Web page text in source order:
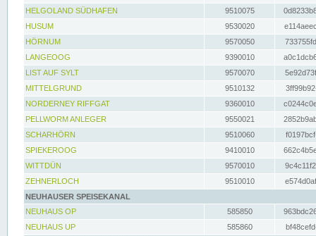
HELGOLAND SÜDHAFEN
9510075
HUSUM
9530020
HÖRNUM
9570050
LANGEOOG
9390010
LIST AUF SYLT
9570070
MITTELGRUND
9510132
NORDERNEY RIFFGAT
9360010
PELLWORM ANLEGER
9550021
SCHARHÖRN
9510060
SPIEKEROOG
9410010
WITTDÜN
9570010
ZEHNERLOCH
9510010
NEUHAUSER SPEISEKANAL
NEUHAUS OP
585850
NEUHAUS UP
585860